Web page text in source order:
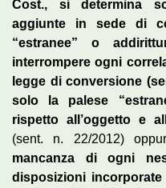
Cost., si determina
aggiunte in sede di
“estranee” o
interrompere ogni
legge di conversione
solo la palese
rispetto all’oggetto e
(sent. n. 22/2012)
mancanza di ogni
disposizioni